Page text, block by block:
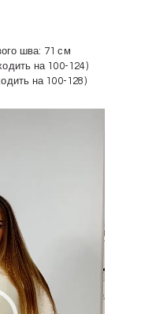
шва: 71 см
на 100-124)
на 100-128)